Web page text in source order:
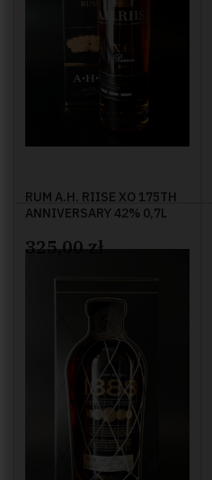
RUM A.H. RIISE XO 175TH
ANNIVERSARY 42% 0,7L
325,00 zł